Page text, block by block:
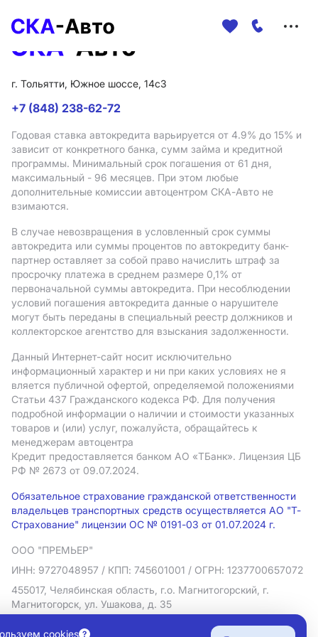
г. Тольятти, Южное шоссе, 14с3
+7 (848) 238-62-72
Годовая ставка автокредита варьируется от 4.9% до 15% и
зависит от конкретного банка, сумм займа и кредитной
программы. Минимальный срок погашения от 61 дня,
максимальный - 96 месяцев. При этом любые
дополнительные комиссии автоцентром СКА-Авто не
взимаются.
В случае невозвращения в условленный срок суммы
автокредита или суммы процентов по автокредиту банк-
партнер оставляет за собой право начислить штраф за
просрочку платежа в среднем размере 0,1% от
первоначальной суммы автокредита. При несоблюдении
условий погашения автокредита данные о нарушителе
могут быть переданы в специальный реестр должников и
коллекторское агентство для взыскания задолженности.
Данный Интернет-сайт носит исключительно
информационный характер и ни при каких условиях не я
вляется публичной офертой, определяемой положениями
Статьи 437 Гражданского кодекса РФ. Для получения
подробной информации о наличии и стоимости указанных
товаров и (или) услуг, пожалуйста, обращайтесь к
менеджерам автоцентра
Кредит предоставляется банком АO «ТБанк». Лицензия ЦБ
РФ № 2673 от 09.07.2024.
Обязательное страхование гражданской ответственности
владельцев транспортных средств осуществляется АО "Т-
Страхование" лицензии ОС № 0191-03 от 01.07.2024 г.
ООО "ПРЕМЬЕР"
ИНН: 9727048957 / КПП: 745601001 / ОГРН: 1237700657072
455017, Челябинская область, г.о. Магнитогорский, г.
Магнитогорск, ул. Ушакова, д. 35
Политика в отношении обработки персональных данных
cookies